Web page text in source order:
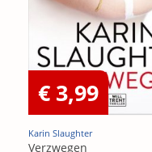
€ 3,99
Karin Slaughter
Verzwegen